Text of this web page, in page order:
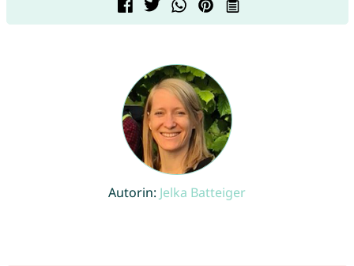
Autorin: Jelka Batteiger